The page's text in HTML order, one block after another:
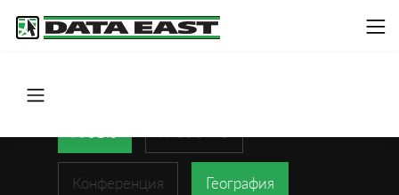
Конференция География